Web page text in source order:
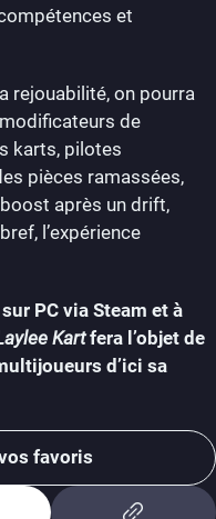
et
rejouabilité, on pourra
de
karts, pilotes
pièces ramassées,
après un drift,
l’expérience
PC via Steam et à
Kartfera l’objet de
d’ici sa
favoris